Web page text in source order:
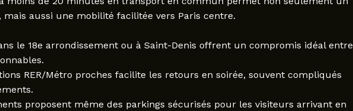
mais aussi une mobilité facilitée vers Paris centre.
le 18e arrondissement ou à Saint-Denis offrent un compromis idéal entre
RER/Métro proches facilite les retours en soirée, souvent compliqués
proposent même des parkings sécurisés pour les visiteurs arrivant en